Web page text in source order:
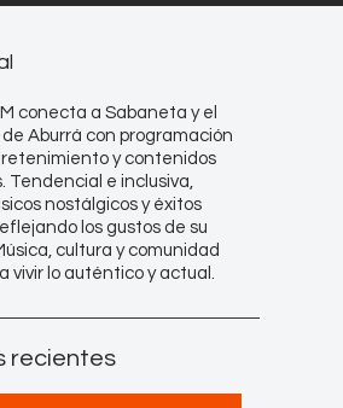
conecta a Sabaneta y el
de Aburrá con programación
y contenidos
Tendencial e inclusiva,
nostálgicos y éxitos
los gustos de su
cultura y comunidad
vivir lo auténtico y actual.
recientes